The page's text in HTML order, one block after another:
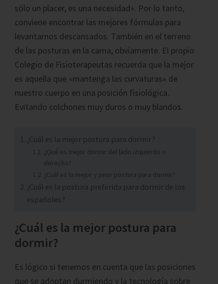
sólo un placer, es una necesidad». Por lo tanto,
conviene encontrar las mejores fórmulas para
levantarnos descansados. También en el terreno
de las posturas en la cama, obviamente. El propio
Colegio de Fisioterapeutas recuerda que la mejor
es aquella que «mantenga las curvaturas» de
nuestro cuerpo en una posición fisiológica.
Evitando colchones muy duros o muy blandos.
¿Cuál es la mejor postura para dormir?
¿Qué es mejor dormir del lado izquierdo o
derecho?
¿Cuál es la mejor y peor postura para dormir?
¿Cuál es la postura preferida para dormir de los
españoles?
¿Cuál es la mejor postura para
dormir?
Es lógico si tenemos en cuenta que las posiciones
que se adoptan durmiendo y la tecnología sobre